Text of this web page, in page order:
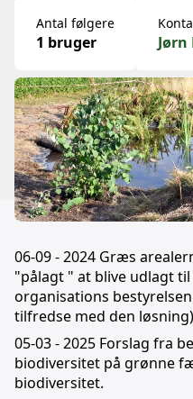
Antal følgere
1 bruger Jørn
06-09 - 2024 Græs
"pålagt " at blive udlagt
organisations
tilfredse med den løsning)
05-03 - 2025 Forslag fra
biodiversitet på grønne
biodiversitet.